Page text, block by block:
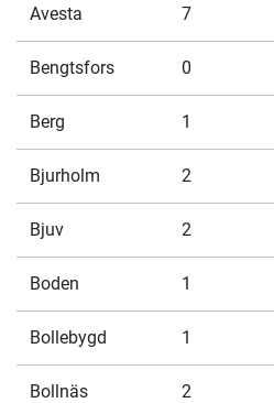
Avesta 7
Bengtsfors 0
Berg 1
Bjurholm 2
Bjuv 2
Boden 1
Bollebygd 1
Bollnäs 2